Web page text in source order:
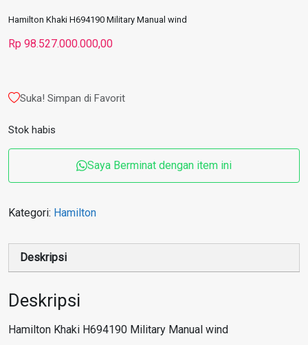
Hamilton Khaki H694190 Military Manual wind
Rp 98.527.000.000,00
Suka! Simpan di Favorit
Stok habis
Saya Berminat dengan item ini
Kategori: Hamilton
Deskripsi
Deskripsi
Hamilton Khaki H694190 Military Manual wind